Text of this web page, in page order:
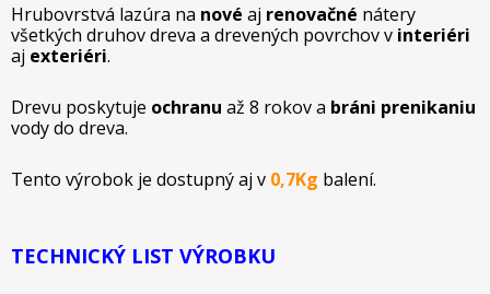
Hrubovrstvá lazúra na nové aj renovačné nátery
všetkých druhov dreva a drevených povrchov v interiéri
aj exteriéri.
Drevu poskytuje ochranu až 8 rokov a bráni prenikaniu
vody do dreva.
Tento výrobok je dostupný aj v 0,7Kg balení.
TECHNICKÝ LIST VÝROBKU